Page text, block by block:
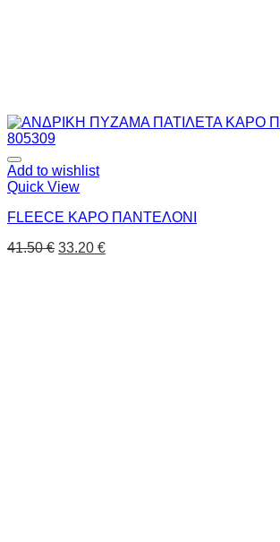
Add to wishlist
Quick View
FLEECE ΚΑΡΟ ΠΑΝΤΕΛΟΝΙ
41.50€ 33.20 €